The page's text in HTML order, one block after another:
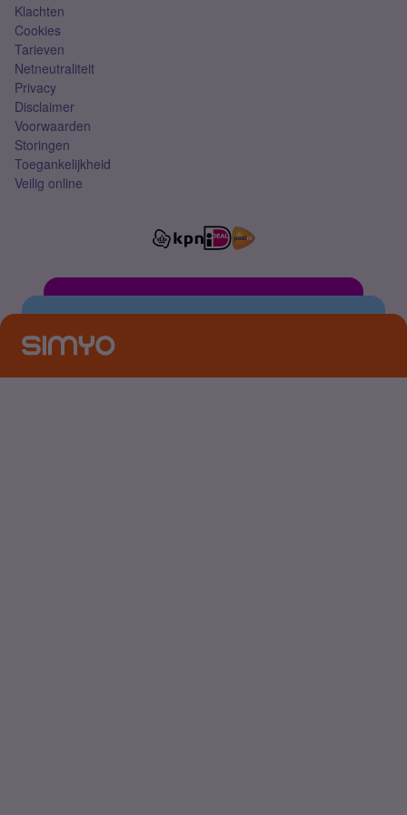
Klachten
Cookies
Tarieven
Netneutraliteit
Privacy
Disclaimer
Voorwaarden
Storingen
Toegankelijkheid
Veilig online